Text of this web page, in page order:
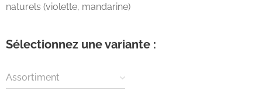
naturels (violette, mandarine)
Sélectionnez une variante :
Assortiment